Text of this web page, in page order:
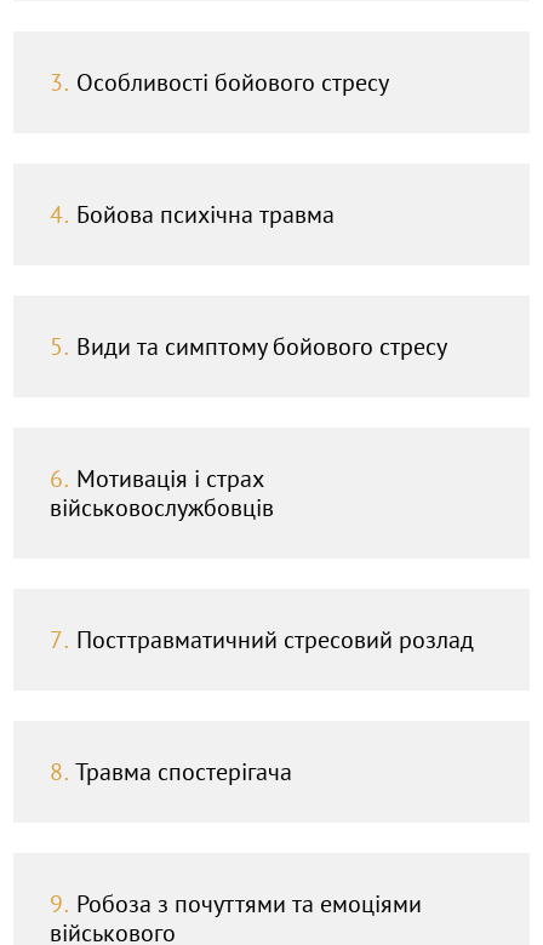
3. Особливості бойового стресу
4. Бойова психічна травма
5. Види та симптому бойового стресу
6. Мотивація і страх
військовослужбовців
7. Посттравматичний стресовий розлад
8.Травма спостерігача
9. Робоза з почуттями та емоціями
військового